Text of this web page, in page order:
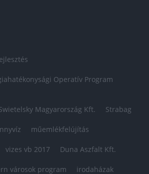
Operatív Program
Magyarország Kft. Strabag
műemlékfelújítás
vizes vb 2017 Duna Aszfalt Kft.
városok program irodaházak